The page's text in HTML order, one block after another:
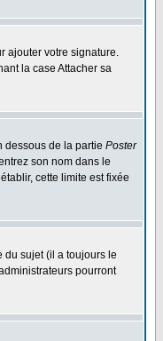
ajouter votre signature.
la case Attacher sa
dessous de la partie Poster
son nom dans le
cette limite est fixée
du sujet (il a toujours le
pourront